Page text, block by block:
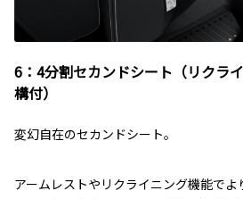
6：4分割セカンドシート（リクラ
構付）
変幻自在のセカンドシート。
アームレストやリクライニング機能で